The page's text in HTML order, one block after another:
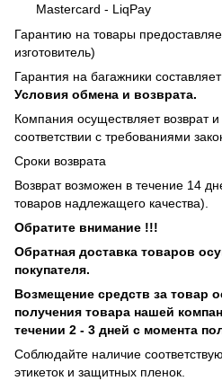
Mastercard - LiqPay
Гарантию на товары
изготовитель)
Гарантия на багажники
Условия обмена и возврата.
Компания осуществляет возврат
соответствии с требованиями
Сроки возврата
Возврат возможен в течение 14
товаров надлежащего качества).
Обратите внимание !!!
Обратная доставка товаров
покупателя.
Возмещение средств за товар
получения товара нашей
течении 2 - 3 дней с момента
Соблюдайте наличие
этикеток и защитных пленок.